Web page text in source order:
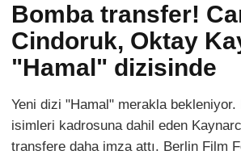
Bomba transfer!
Cindoruk, Oktay
"Hamal" dizisinde
Yeni dizi "Hamal" merakla bekleniyor.
isimleri kadrosuna dahil eden
transfere daha imza attı. Berlin Film